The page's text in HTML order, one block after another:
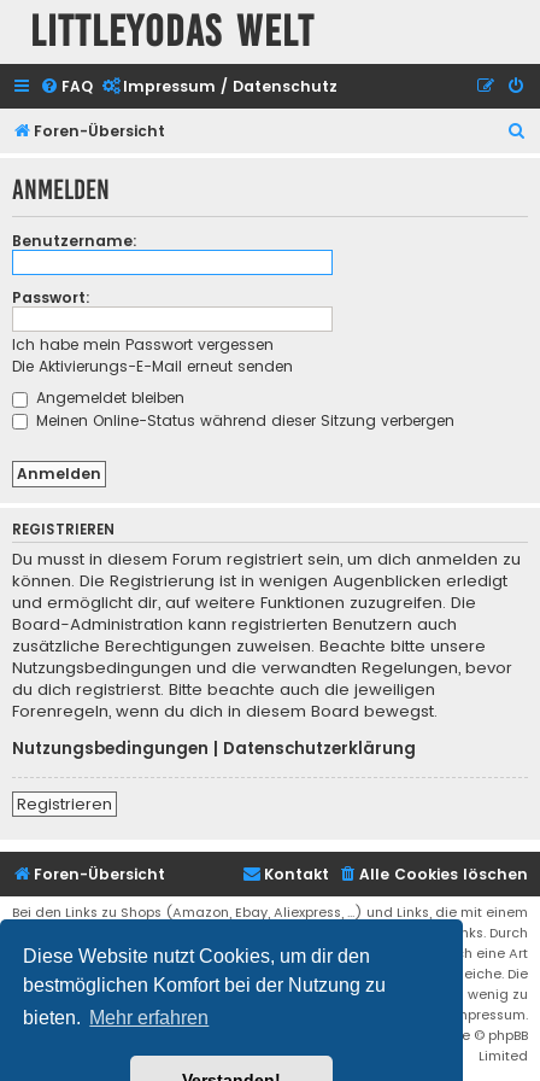
Diese Website nutzt Cookies, um dir den
bestmöglichen Komfort bei der Nutzung zu
bieten. Mehr erfahren
Littleyodas Welt
FAQ Impressum / Datenschutz
Foren-Übersicht
h
Anmelden
Benutzername:
Passwort:
Ich habe mein Passwort vergessen
Die Aktivierungs-E-Mail erneut senden
Angemeldet bleiben
Meinen Online-Status während dieser Sitzung verbergen
REGISTRIEREN
Du musst in diesem Forum registriert sein, um dich anmelden zu
können. Die Registrierung ist in wenigen Augenblicken erledigt
und ermöglicht dir, auf weitere Funktionen zuzugreifen. Die
Board-Administration kann registrierten Benutzern auch
zusätzliche Berechtigungen zuweisen. Beachte bitte unsere
Nutzungsbedingungen und die verwandten Regelungen, bevor
du dich registrierst. Bitte beachte auch die jeweiligen
Forenregeln, wenn du dich in diesem Board bewegst.
Nutzungsbedingungen
Datenschutzerklärung
Registrieren
Foren-Übersicht Alle Cookies löschen
Kontakt
Bei den Links zu Shops (Amazon, Ebay, Aliexpress, ...) und Links, die mit einem
Stern (*) markiert sind, kann es sich um sogenannte Affiliate Links. Durch
den Kauf eines Produktes über einen Affiliate Link erhälte ich eine Art
Umsatzbeteiligung gutgeschrieben. Für euch bleibt der Preis der gleiche. Die
Einnahmen helfen die Hostgebühren für diese Webseite ein wenig zu
reduzieren. Siehe auch das Impressum.
® Forum Software © phpBB
Limited